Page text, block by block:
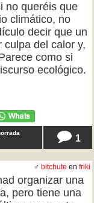
no queréis que
climático, no
decir que un
culpa del calor y,
como si
ecológico.
1
♂ bitchute en friki
organizar una
pero tiene una